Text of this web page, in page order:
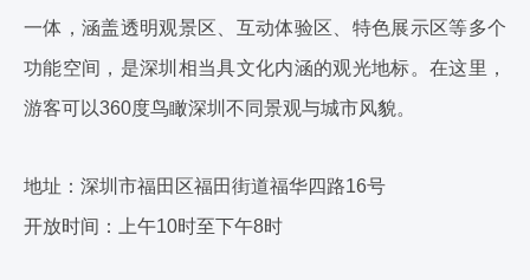
一体，涵盖透明观景区、互动体验区、特色展示区等多个
功能空间，是深圳相当具文化内涵的观光地标。在这里，
游客可以360度鸟瞰深圳不同景观与城市风貌。
地址：深圳市福田区福田街道福华四路16号
开放时间：上午10时至下午8时